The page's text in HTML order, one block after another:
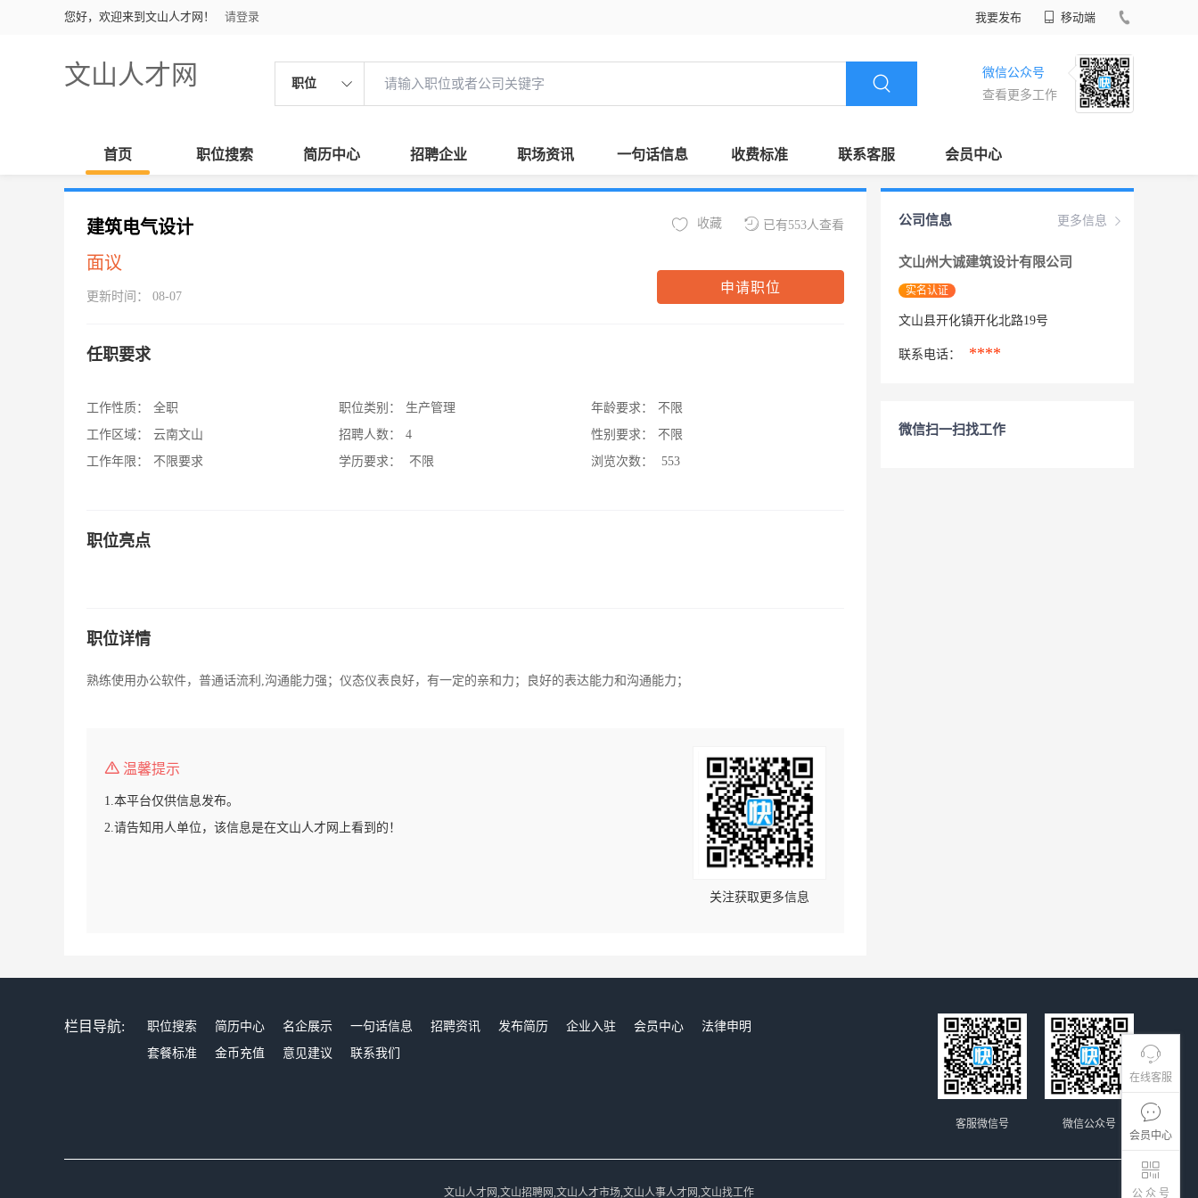
您好，欢迎来到文山人才网！ 请登录 我要发布 移动端
文山人才网 职位
微信公众号
查看更多工作
首页 职位搜索 简历中心 招聘企业 职场资讯 一句话信息 收费标准 联系客服 会员中心
在线客服
会员中心
公 众 号
建筑电气设计
面议
更新时间： 08-07
已有553人查看
收藏
申请职位
任职要求
工作性质：
全职
工作区域：
云南文山
工作年限：
不限要求
职位类别：
生产管理
招聘人数：
4
学历要求：
不限
年龄要求：
不限
性别要求：
不限
浏览次数：
553
职位亮点
职位详情
熟练使用办公软件，普通话流利,沟通能力强；仪态仪表良好，有一定的亲和力；良好的表达能力和沟通能力；
温馨提示
1.本平台仅供信息发布。
2.请告知用人单位，该信息是在文山人才网上看到的！
关注获取更多信息
更多信息
公司信息
文山州大诚建筑设计有限公司
实名认证
文山县开化镇开化北路19号
联系电话： ****
微信扫一扫找工作
栏目导航: 职位搜索 简历中心 名企展示 一句话信息 招聘资讯 发布简历 企业入驻 会员中心
法律申明
套餐标准
金币充值 意见建议 联系我们
微信公众号
客服微信号
文山人才网,文山招聘网,文山人才市场,文山人事人才网,文山找工作